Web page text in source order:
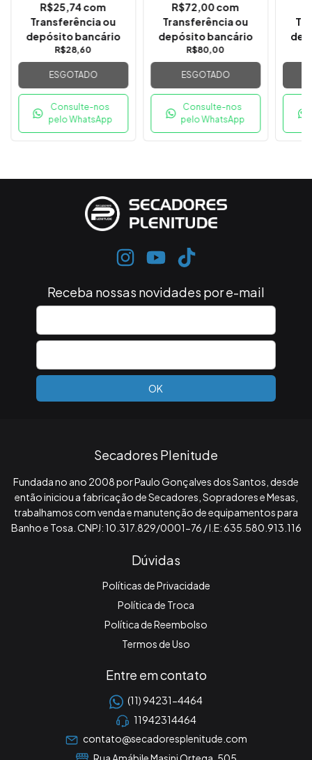
R$28,60
R$25,74com
Transferência ou
depósito bancário
ESGOTADO
Consulte-nos
pelo WhatsApp
R$80,00
R$72,00com
Transferência ou
depósito bancário
ESGOTADO
Consulte-nos
pelo WhatsApp
Receba nossas novidades por e-mail
Secadores Plenitude
Fundada no ano 2008 por Paulo Gonçalves dos Santos, desde
então iniciou a fabricação de Secadores, Sopradores e Mesas,
trabalhamos com venda e manutenção de equipamentos para
Banho e Tosa. CNPJ: 10.317.829/0001-76 / I.E: 635.580.913.116
Dúvidas
Políticas de Privacidade
Política de Troca
Política de Reembolso
Termos de Uso
Entre em contato
(11) 94231-4464
11942314464
contato@secadoresplenitude.com